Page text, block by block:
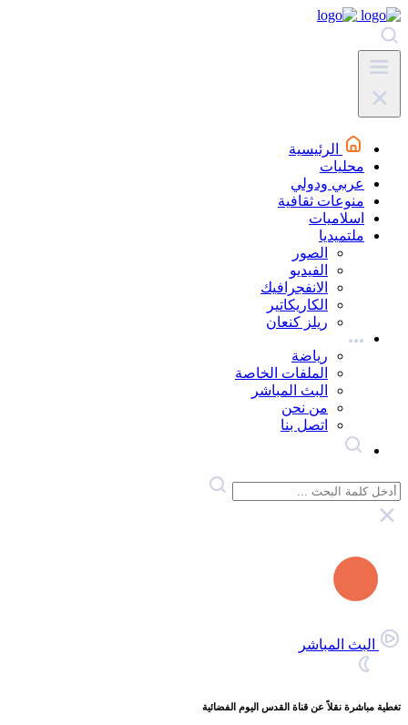
الرئيسية
محليات
عربي ودولي
منوعات ثقافية
اسلاميات
ملتميديا
الصور
الفيديو
الانفجرافيك
الكاريكاتير
ريلز كنعان
رياضة
الملفات الخاصة
البث المباشر
من نحن
اتصل بنا
البث المباشر
تغطية مباشرة نقلاً عن قناة القدس اليوم الفضائية